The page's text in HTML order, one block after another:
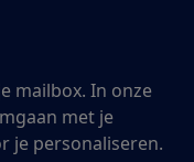
mailbox. In onze
met je
je personaliseren.